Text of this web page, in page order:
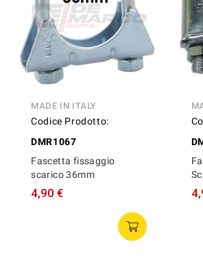
MADE IN ITALY
Codice Prodotto:
DMR1067
Fascetta fissaggio
scarico 36mm
4,90 €